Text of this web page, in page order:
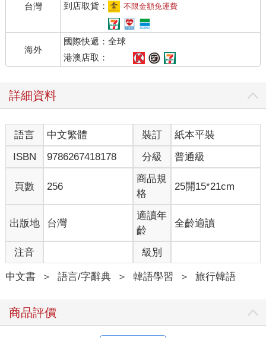
台灣
到店取貨：
不限金額免運費
海外
國際快遞：全球
港澳店取：
詳細資料
語言 中文繁體 裝訂
紙本平裝
ISBN
9786267418178 分級 普通級
頁數 256
商品規
格
25開15*21cm
出版地 台灣
適讀年
齡
全齡適讀
注音 級別
中文書 ＞ 語言/字辭典 ＞ 韓語學習 ＞ 旅行韓語
商品評價